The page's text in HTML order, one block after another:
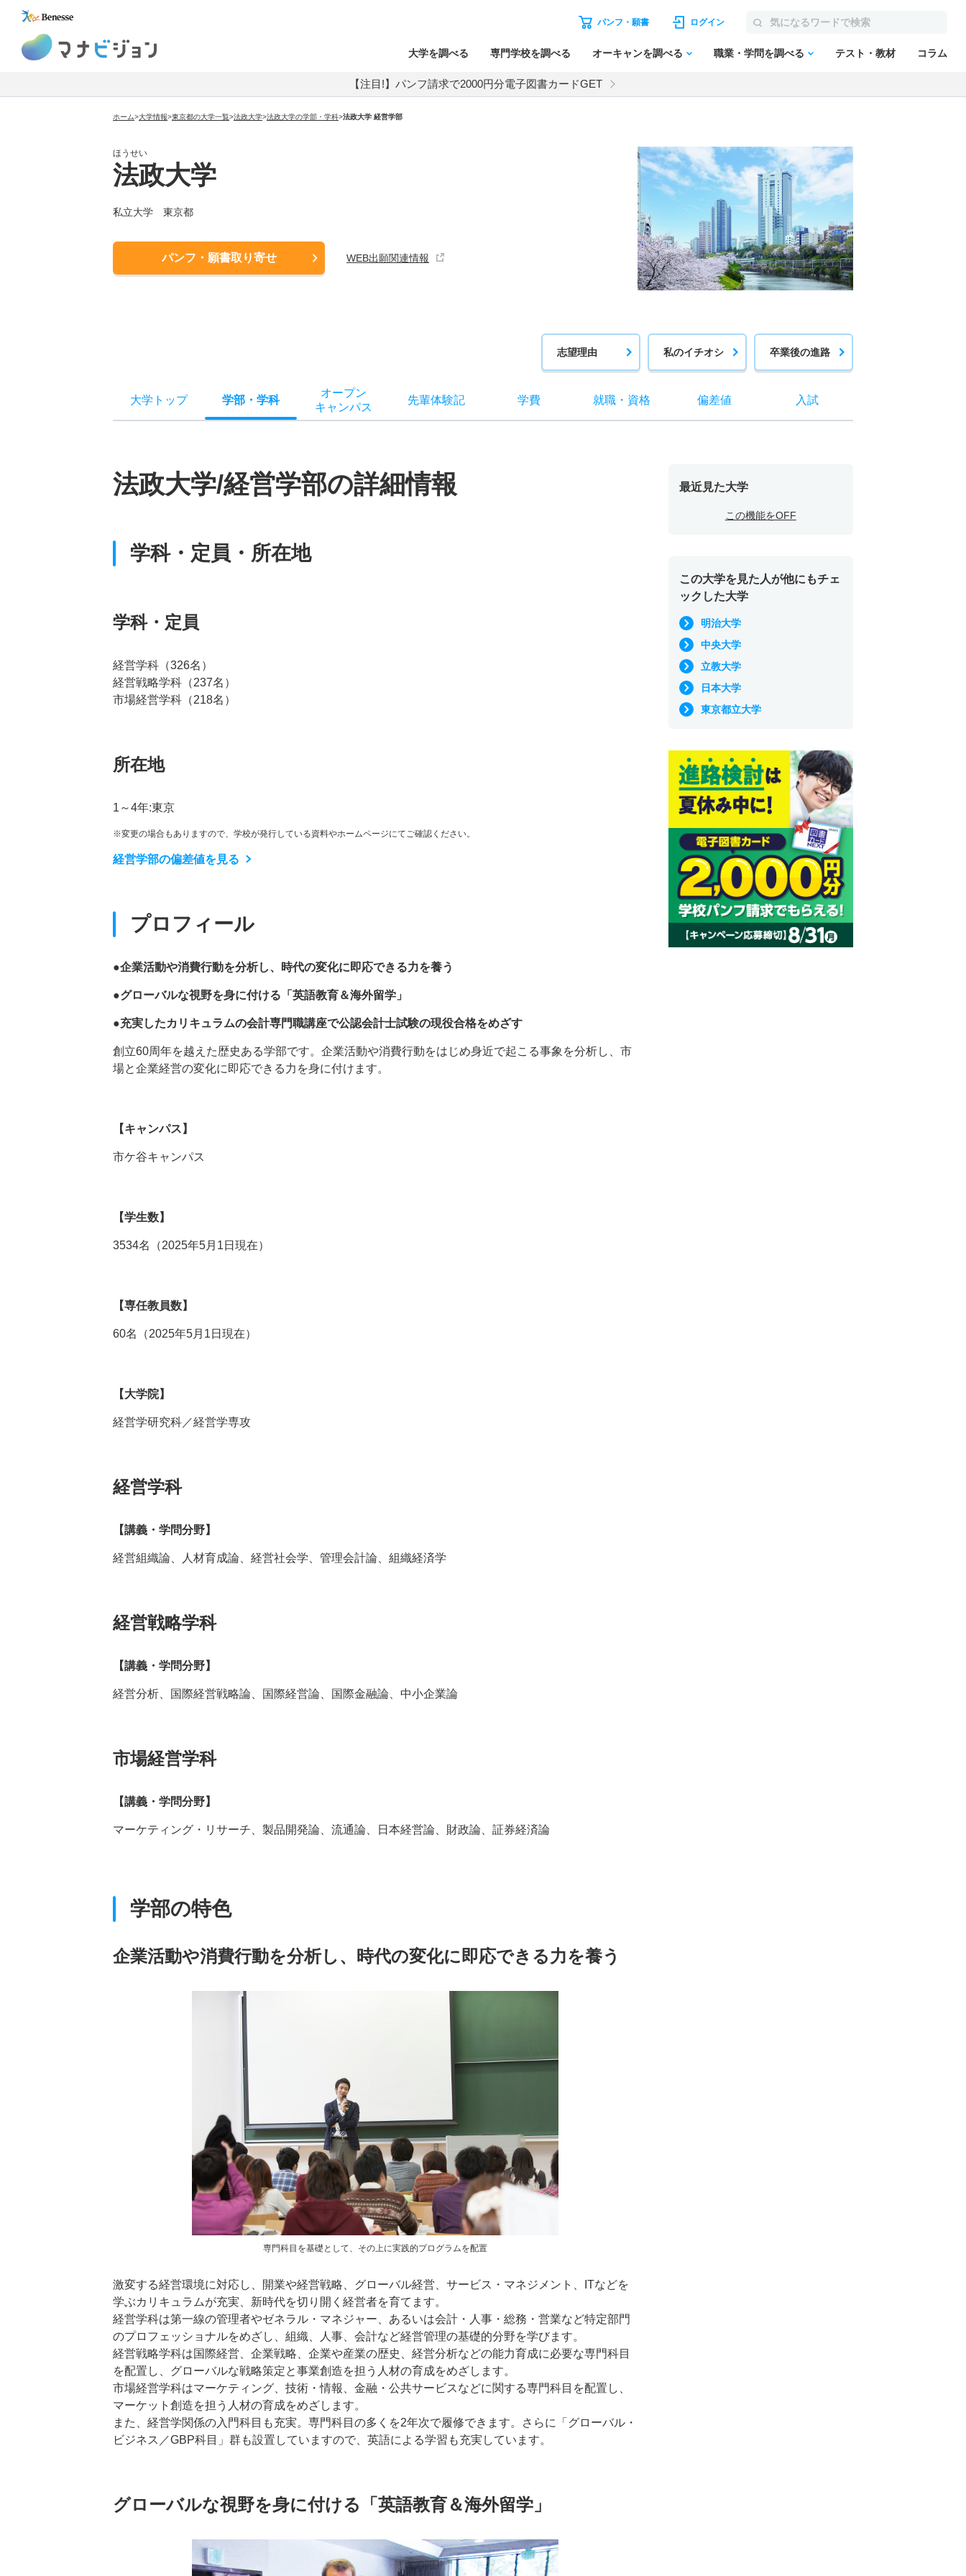
パンフ・願書 ログイン
大学を調べる 専門学校を調べる オーキャンを調べる 職業・学問を調べる テスト・教材 コラム
【注目!】パンフ請求で2000円分電子図書カードGET
ホーム>大学情報>東京都の大学一覧>法政大学>法政大学の学部・学科>法政大学 経営学部
ほうせい
法政大学
私立大学 東京都
パンフ・願書取り寄せ WEB出願関連情報
志望理由 私のイチオシ 卒業後の進路
大学トップ 学部 ・ 学科
オープン
キャンパス
先輩体験記 学費 就職・ 資格 偏差値 入試
法政大学/経営学部の詳細情報
学科・定員・所在地
学科・定員
経営学科（326名）
経営戦略学科（237名）
市場経営学科（218名）
所在地
1～4年:東京
※変更の場合もありますので、学校が発行している資料やホームページにてご確認ください。
経営学部の偏差値を見る
プロフィール
●企業活動や消費行動を分析し、時代の変化に即応できる力を養う
●グローバルな視野を身に付ける「英語教育＆海外留学」
●充実したカリキュラムの会計専門職講座で公認会計士試験の現役合格をめざす
創立60周年を越えた歴史ある学部です。企業活動や消費行動をはじめ身近で起こる事象を分析し、市
場と企業経営の変化に即応できる力を身に付けます。
【キャンパス】
市ケ谷キャンパス
【学生数】
3534名（2025年5月1日現在）
【専任教員数】
60名（2025年5月1日現在）
【大学院】
経営学研究科／経営学専攻
経営学科
【講義・学問分野】
経営組織論、人材育成論、経営社会学、管理会計論、組織経済学
経営戦略学科
【講義・学問分野】
経営分析、国際経営戦略論、国際経営論、国際金融論、中小企業論
市場経営学科
【講義・学問分野】
マーケティング・リサーチ、製品開発論、流通論、日本経営論、財政論、証券経済論
学部の特色
企業活動や消費行動を分析し、時代の変化に即応できる力を養う
専門科目を基礎として、その上に実践的プログラムを配置
激変する経営環境に対応し、開業や経営戦略、グローバル経営、サービス・マネジメント、ITなどを
学ぶカリキュラムが充実、新時代を切り開く経営者を育てます。
経営学科は第一線の管理者やゼネラル・マネジャー、あるいは会計・人事・総務・営業など特定部門
のプロフェッショナルをめざし、組織、人事、会計など経営管理の基礎的分野を学びます。
経営戦略学科は国際経営、企業戦略、企業や産業の歴史、経営分析などの能力育成に必要な専門科目
を配置し、グローバルな戦略策定と事業創造を担う人材の育成をめざします。
市場経営学科はマーケティング、技術・情報、金融・公共サービスなどに関する専門科目を配置し、
マーケット創造を担う人材の育成をめざします。
また、経営学関係の入門科目も充実。専門科目の多くを2年次で履修できます。さらに「グローバル・
ビジネス／GBP科目」群も設置していますので、英語による学習も充実しています。
グローバルな視野を身に付ける「英語教育＆海外留学」
最近見た大学
この機能をOFF
この大学を見た人が他にもチェ
ックした大学
明治大学
中央大学
立教大学
日本大学
東京都立大学